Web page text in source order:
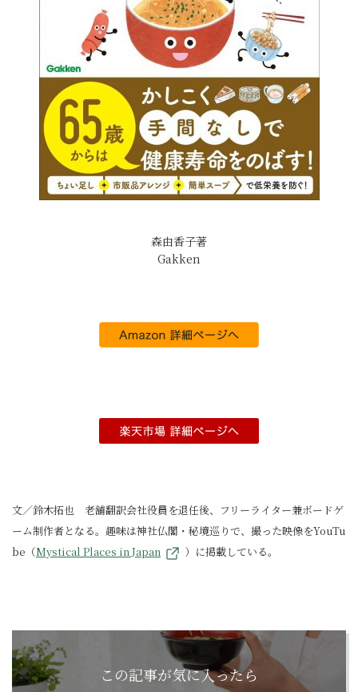
森由香子著
Gakken
文／鈴木拓也 老舗翻訳会社役員を退任後、フリーライター兼ボードゲ
ーム制作者となる。趣味は神社仏閣・秘境巡りで、撮った映像をYouTu
be（Mystical Places in Japan ）に掲載している。
この記事が気に入ったら